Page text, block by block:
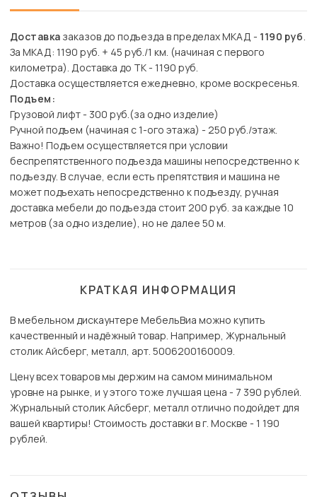
Доставка заказов до подъезда в пределах МКАД - 1190 руб.
За МКАД: 1190 руб. + 45 руб./1 км. (начиная с первого
километра). Доставка до ТК - 1190 руб.
Доставка осуществляется ежедневно, кроме воскресенья.
Подъем:
Грузовой лифт - 300 руб.(за одно изделие)
Ручной подъем (начиная с 1-ого этажа) - 250 руб./этаж.
Важно! Подъем осуществляется при условии
беспрепятственного подъезда машины непосредственно к
подъезду. В случае, если есть препятствия и машина не
может подъехать непосредственно к подъезду, ручная
доставка мебели до подъезда стоит 200 руб. за каждые 10
метров (за одно изделие), но не далее 50 м.
КРАТКАЯ ИНФОРМАЦИЯ
В мебельном дискаунтере МебельВиа можно купить
качественный и надёжный товар. Например, Журнальный
столик Айсберг, металл, арт. 5006200160009.
Цену всех товаров мы держим на самом минимальном
уровне на рынке, и у этого тоже лучшая цена - 7 390 рублей.
Журнальный столик Айсберг, металл отлично подойдет для
вашей квартиры! Стоимость доставки в г. Москве - 1 190
рублей.